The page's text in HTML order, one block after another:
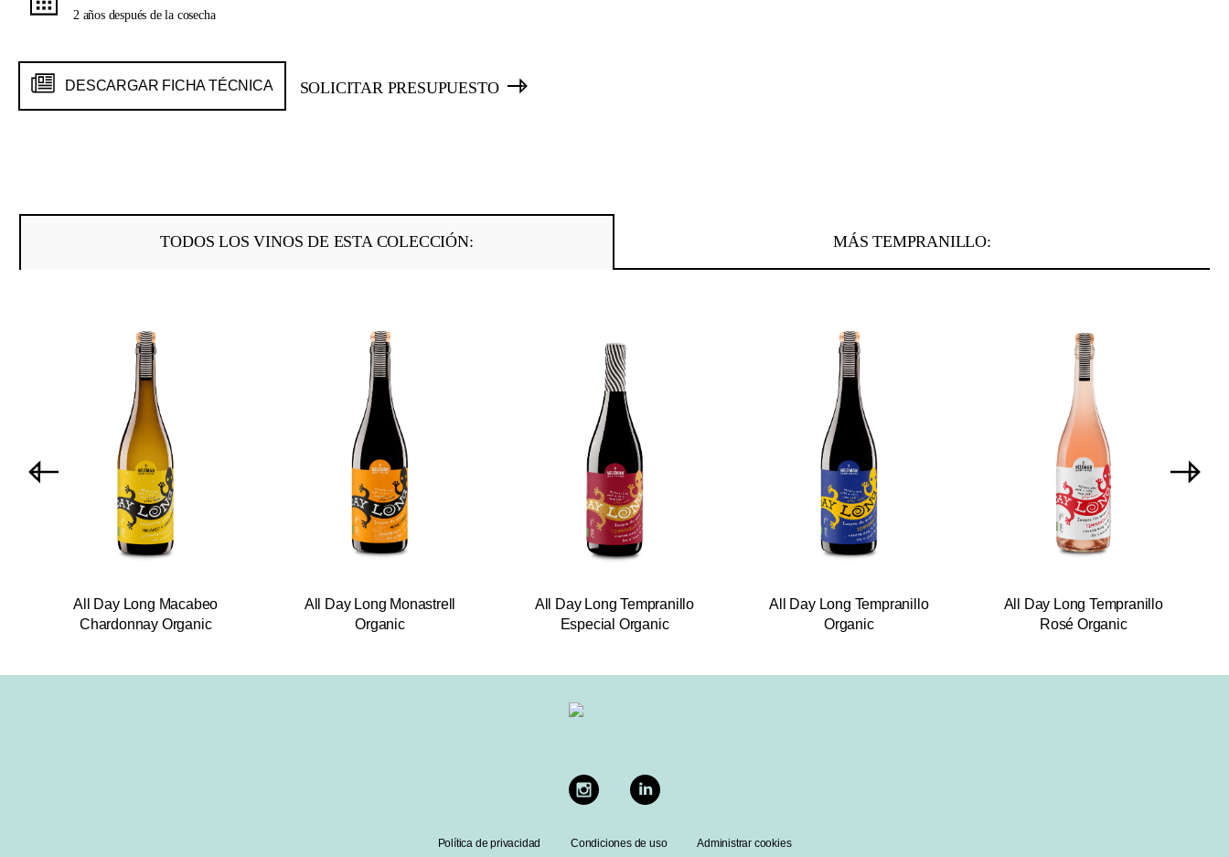
2 años después de la cosecha
DESCARGAR FICHA TÉCNICA SOLICITAR PRESUPUESTO
TODOS LOS VINOS DE ESTA COLECCIÓN: MÁS TEMPRANILLO:
All Day Long Macabeo
Chardonnay Organic
All Day Long Monastrell
Organic
All Day Long Tempranillo
Especial Organic
All Day Long Tempranillo
Organic
All Day Long Tempranillo
Rosé Organic
Política de privacidad Condiciones de uso Administrar cookies